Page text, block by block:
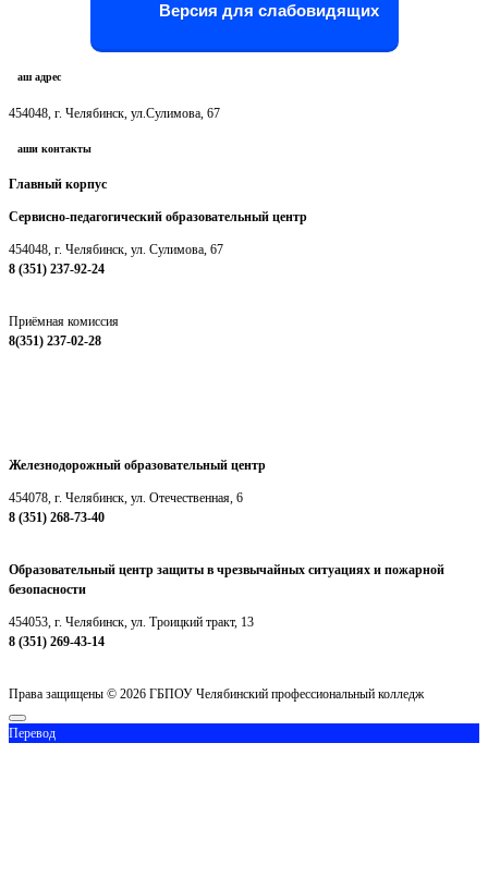
Версия для слабовидящих
Наш адрес
454048, г. Челябинск, ул.Сулимова, 67
Наши контакты
Главный корпус
Сервисно-педагогический образовательный центр
454048, г. Челябинск, ул. Сулимова, 67
8 (351) 237-92-24
Приёмная комиссия
8(351) 237-02-28
Железнодорожный образовательный центр
454078, г. Челябинск, ул. Отечественная, 6
8 (351) 268-73-40
Образовательный центр защиты в чрезвычайных ситуациях и пожарной
безопасности
454053, г. Челябинск, ул. Троицкий тракт, 13
8 (351) 269-43-14
Права защищены © 2026 ГБПОУ Челябинский профессиональный колледж
Перевод